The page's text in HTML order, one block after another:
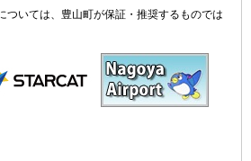
ついては、豊山町が保証・推奨するものでは